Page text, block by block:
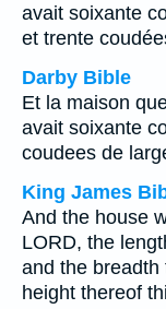
avait soixante
et trente
Darby Bible
Et la maison
avait soixante
coudees de
King James
And the house
LORD, the
and the breadth
height thereof